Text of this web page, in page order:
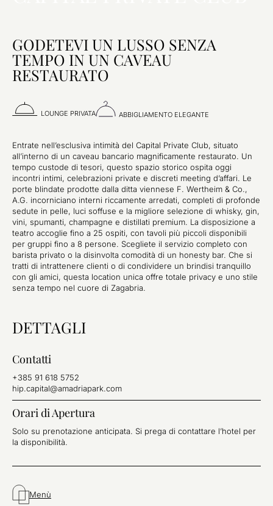
GODETEVI UN LUSSO SENZA
TEMPO IN UN CAVEAU
RESTAURATO
LOUNGE PRIVATA ABBIGLIAMENTO ELEGANTE
Entrate nell’esclusiva intimità del Capital Private Club, situato
all’interno di un caveau bancario magnificamente restaurato. Un
tempo custode di tesori, questo spazio storico ospita oggi
incontri intimi, celebrazioni private e discreti meeting d’affari. Le
porte blindate prodotte dalla ditta viennese F. Wertheim & Co.,
A.G. incorniciano interni riccamente arredati, completi di profonde
sedute in pelle, luci soffuse e la migliore selezione di whisky, gin,
vini, spumanti, champagne e distillati premium. La disposizione a
teatro accoglie fino a 25 ospiti, con tavoli più piccoli disponibili
per gruppi fino a 8 persone. Scegliete il servizio completo con
barista privato o la disinvolta comodità di un honesty bar. Che si
tratti di intrattenere clienti o di condividere un brindisi tranquillo
con gli amici, questa location unica offre totale privacy e uno stile
senza tempo nel cuore di Zagabria.
DETTAGLI
Contatti
+385 91 618 5752
hip.capital@amadriapark.com
Orari di Apertura
Solo su prenotazione anticipata. Si prega di contattare l’hotel per
la disponibilità.
Menù